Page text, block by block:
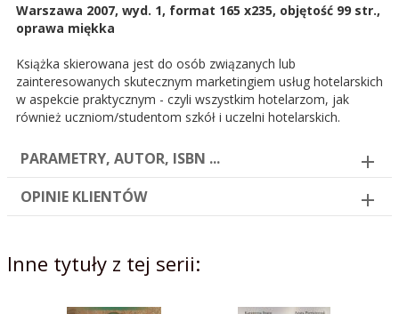
Warszawa 2007, wyd. 1, format 165 x235, objętość 99 str.,
oprawa miękka
Książka skierowana jest do osób związanych lub
zainteresowanych skutecznym marketingiem usług hotelarskich
w aspekcie praktycznym - czyli wszystkim hotelarzom, jak
również uczniom/studentom szkół i uczelni hotelarskich.
PARAMETRY, AUTOR, ISBN ...
OPINIE KLIENTÓW
Inne tytuły z tej serii: